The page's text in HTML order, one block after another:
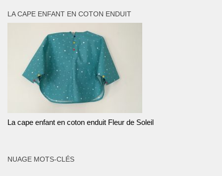
LA CAPE ENFANT EN COTON ENDUIT
La cape enfant en coton enduit Fleur de Soleil
NUAGE MOTS-CLÉS